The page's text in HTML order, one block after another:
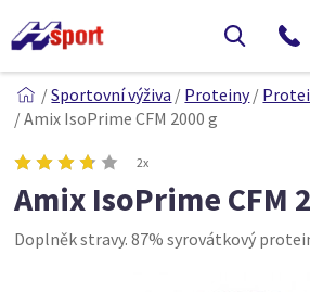
/Sportovní výživa / Proteiny/
/Amix IsoPrime CFM 2000 g
2x
Amix IsoPrime CFM
Doplněk stravy. 87% syrovátkový